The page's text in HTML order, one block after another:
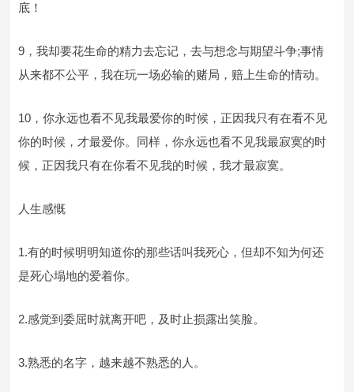
底！
9，我却要花生命的精力去忘记，去与想念与期望斗争;事情
从来都不公平，我在玩一场必输的赌局，赔上生命的情动。
10，你永远也看不见我最爱你的时候，正因我只有在看不见
你的时候，才最爱你。同样，你永远也看不见我最寂寞的时
候，正因我只有在你看不见我的时候，我才最寂寞。
人生感慨
1.有的时候明明知道你的那些话叫我死心，但却不知为何还
是死心塌地的爱着你。
2.感觉到委屈时就离开吧，及时止损露出笑脸。
3.熟悉的名字，越来越不熟悉的人。